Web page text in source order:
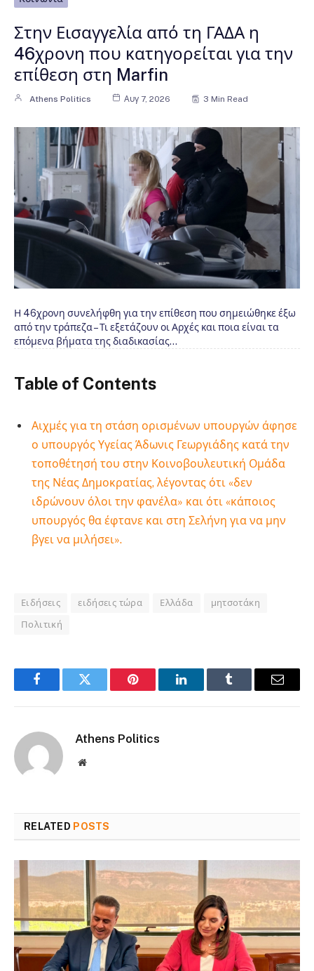
Στην Εισαγγελία από τη ΓΑΔΑ η
46χρονη που κατηγορείται για την
επίθεση στη Marfin
Athens Politics Αυγ 7, 2026 3 Min Read
Η 46χρονη συνελήφθη για την επίθεση που σημειώθηκε έξω
από την τράπεζα – Τι εξετάζουν οι Αρχές και ποια είναι τα
επόμενα βήματα της διαδικασίας…
Table of Contents
Αιχμές για τη στάση ορισμένων υπουργών άφησε
ο υπουργός Υγείας Άδωνις Γεωργιάδης κατά την
τοποθέτησή του στην Κοινοβουλευτική Ομάδα
της Νέας Δημοκρατίας, λέγοντας ότι «δεν
ιδρώνουν όλοι την φανέλα» και ότι «κάποιος
υπουργός θα έφτανε και στη Σελήνη για να μην
βγει να μιλήσει».
Ειδήσεις ειδήσεις τώρα Ελλάδα μητσοτάκη
Πολιτική
FacebookTwitter Pinterest LinkedInTumblr Email
Athens Politics
Website
RELATED POSTS